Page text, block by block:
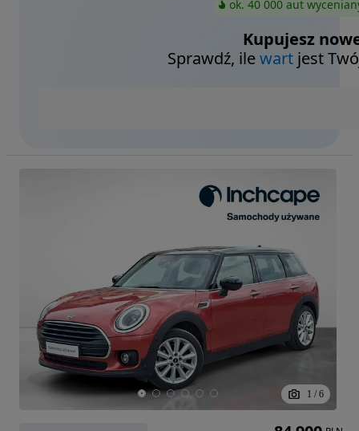
ok. 40 000 aut
Kupujesz
Sprawdź, ilewart jest
1 / 6